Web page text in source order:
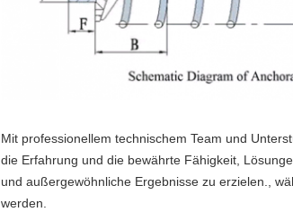
Mit professionellem technischem Team und
die Erfahrung und die bewährte Fähigkeit,
und außergewöhnliche Ergebnisse zu erzielen.,
werden.